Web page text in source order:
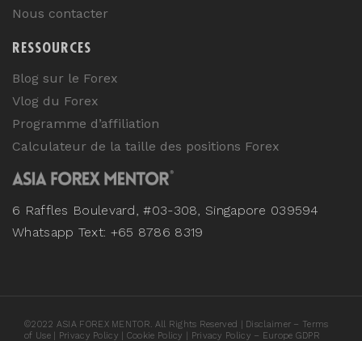
Nous contacter
RESSOURCES
Blog sur le Forex
Vlog du Forex
Programme d’affiliation
Calculateur de la taille des positions Forex
6 Raffles Boulevard, #03-308, Singapore 039594
Whatsapp Text: +65 8786 8319
©2022 ASIA FOREX MENTOR. All Rights Reserved | Disclaimer – Terms
of Use| Privacy Policy Cookie Policy Privacy Policy – Europe GDPR